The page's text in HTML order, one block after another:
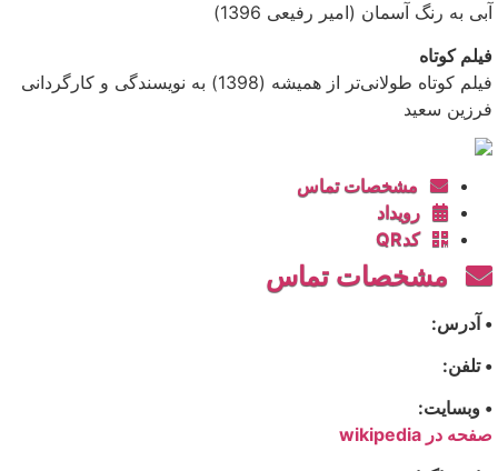
آبی به رنگ آسمان (امیر رفیعی 1396)
فیلم کوتاه
فیلم کوتاه طولانی‌تر از همیشه (1398) به نویسندگی و کارگردانی
فرزین سعید
مشخصات تماس
رویداد
کدQR
مشخصات تماس
• آدرس:
• تلفن:
• وبسایت:
صفحه در wikipedia